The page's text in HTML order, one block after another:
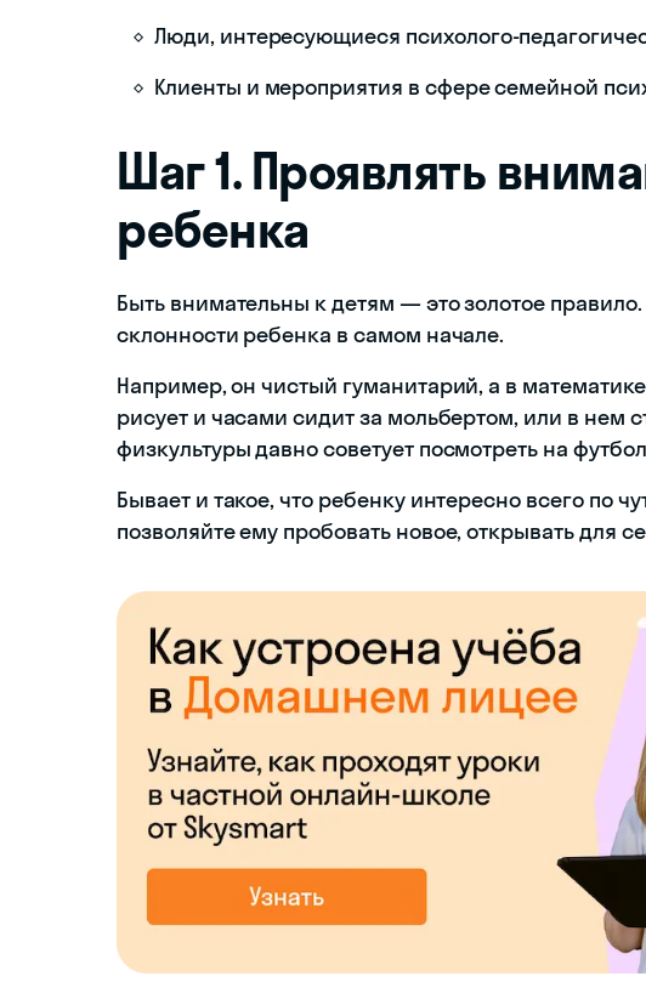
Люди, интересующиеся психолого-
Клиенты и мероприятия в сфере семейной
Шаг 1. Проявлять
ребенка
Быть внимательны к детям — это золотое
склонности ребенка в самом начале.
Например, он чистый гуманитарий, а в
рисует и часами сидит за мольбертом, или в нем
физкультуры давно советует посмотреть на
Бывает и такое, что ребенку интересно всего по
позволяйте ему пробовать новое, открывать для